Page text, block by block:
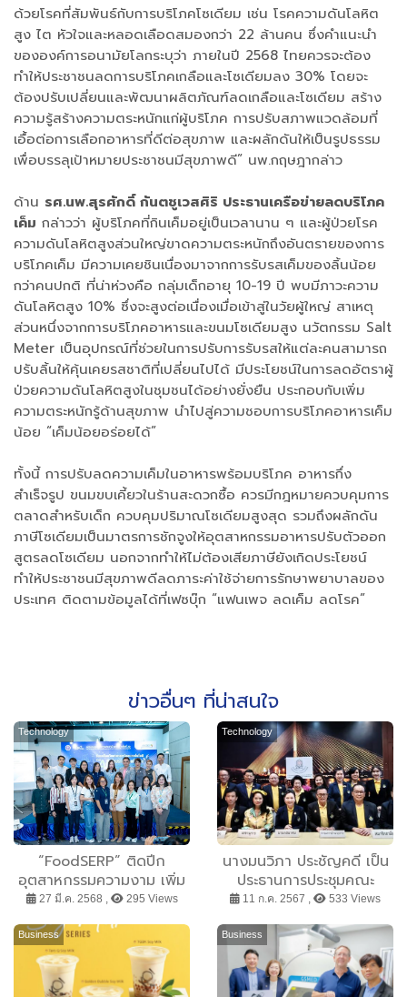
ด้วยโรคที่สัมพันธ์กับการบริโภคโซเดียม เช่น โรคความดันโลหิต
สูง ไต หัวใจและหลอดเลือดสมองกว่า 22 ล้านคน ซึ่งคำแนะนำ
ขององค์การอนามัยโลกระบุว่า ภายในปี 2568 ไทยควรจะต้อง
ทำให้ประชาชนลดการบริโภคเกลือและโซเดียมลง 30% โดยจะ
ต้องปรับเปลี่ยนและพัฒนาผลิตภัณฑ์ลดเกลือและโซเดียม สร้าง
ความรู้สร้างความตระหนักแก่ผู้บริโภค การปรับสภาพแวดล้อมที่
เอื้อต่อการเลือกอาหารที่ดีต่อสุขภาพ และผลักดันให้เป็นรูปธรรม
เพื่อบรรลุเป้าหมายประชาชนมีสุขภาพดี” นพ.กฤษฎากล่าว
ด้าน รศ.นพ.สุรศักดิ์ กันตชูเวสศิริ ประธานเครือข่ายลดบริโภค
เค็ม กล่าวว่า ผู้บริโภคที่กินเค็มอยู่เป็นเวลานาน ๆ และผู้ป่วยโรค
ความดันโลหิตสูงส่วนใหญ่ขาดความตระหนักถึงอันตรายของการ
บริโภคเค็ม มีความเคยชินเนื่องมาจากการรับรสเค็มของลิ้นน้อย
กว่าคนปกติ ที่น่าห่วงคือ กลุ่มเด็กอายุ 10-19 ปี พบมีภาวะความ
ดันโลหิตสูง 10% ซึ่งจะสูงต่อเนื่องเมื่อเข้าสู่ในวัยผู้ใหญ่ สาเหตุ
ส่วนหนึ่งจากการบริโภคอาหารและขนมโซเดียมสูง นวัตกรรม Salt
Meter เป็นอุปกรณ์ที่ช่วยในการปรับการรับรสให้แต่ละคนสามารถ
ปรับลิ้นให้คุ้นเคยรสชาติที่เปลี่ยนไปได้ มีประโยชน์ในการลดอัตราผู้
ป่วยความดันโลหิตสูงในชุมชนได้อย่างยั่งยืน ประกอบกับเพิ่ม
ความตระหนักรู้ด้านสุขภาพ นำไปสู่ความชอบการบริโภคอาหารเค็ม
น้อย “เค็มน้อยอร่อยได้”
ทั้งนี้ การปรับลดความเค็มในอาหารพร้อมบริโภค อาหารกึ่ง
สำเร็จรูป ขนมขบเคี้ยวในร้านสะดวกซื้อ ควรมีกฎหมายควบคุมการ
ตลาดสำหรับเด็ก ควบคุมปริมาณโซเดียมสูงสุด รวมถึงผลักดัน
ภาษีโซเดียมเป็นมาตรการชักจูงให้อุตสาหกรรมอาหารปรับตัวออก
สูตรลดโซเดียม นอกจากทำให้ไม่ต้องเสียภาษียังเกิดประโยชน์
ทำให้ประชาชนมีสุขภาพดีลดภาระค่าใช้จ่ายการรักษาพยาบาลของ
ประเทศ ติดตามข้อมูลได้ที่เฟซบุ๊ก “แฟนเพจ ลดเค็ม ลดโรค”
ข่าวอื่นๆ ที่น่าสนใจ
Technology
“FoodSERP” ติดปีก
อุตสาหกรรมความงาม เพิ่ม
มูลค่าข้าวไทยด้วยเทคโนโลยี
การหมักแบบแม่นยำ สร้าง
นวัตกรรม “ส่วนผสม
ฟังก์ชัน” ผลักดันเวชสำอาง
ไทยตอบโจทย์ตลาด
27 มี.ค. 2568 , 295 Views
Technology
นางมนวิภา ประชัญคดี เป็น
ประธานการประชุมคณะ
กรรมการบริหารสมาคม
ให้การสงเคราะห์โรงเรียนที่
ขาดแคลน
11 ก.ค. 2567 , 533 Views
Business Business